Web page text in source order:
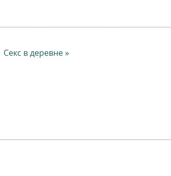
Секс в деревне »